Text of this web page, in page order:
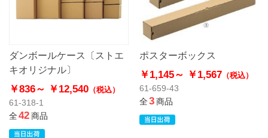
ダンボールケース〔ストエ
キオリジナル〕
￥836～ ￥12,540 （税込）
61-318-1
全42商品
ポスターボックス
￥1,145～ ￥1,567（税込）
61-659-43
全3商品